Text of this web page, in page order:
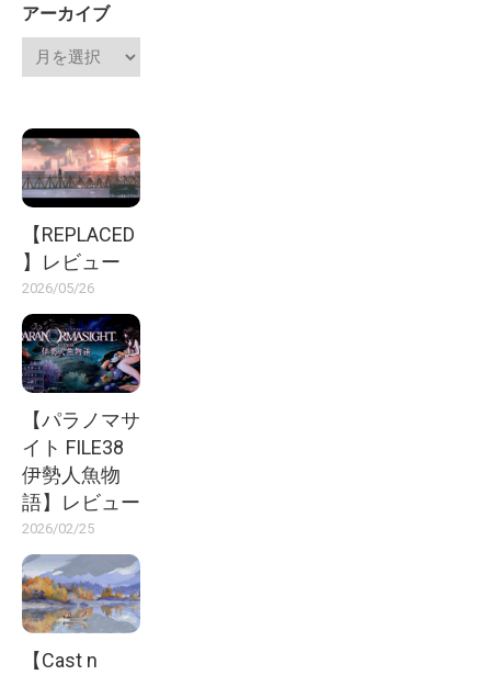
アーカイブ
【REPLACED
】レビュー
2026/05/26
【パラノマサ
イト FILE38
伊勢人魚物
語】レビュー
2026/02/25
【Cast n